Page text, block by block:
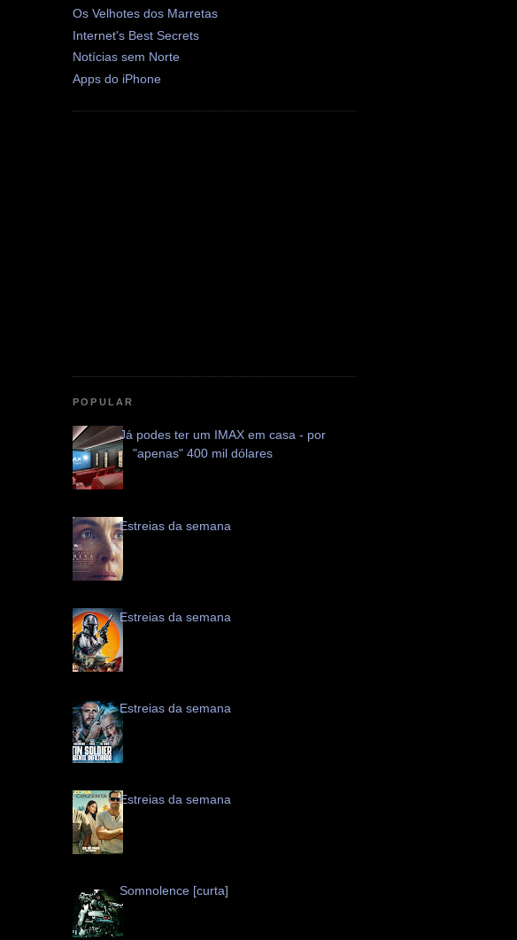
Os Velhotes dos Marretas
Internet's Best Secrets
Notícias sem Norte
Apps do iPhone
POPULAR
Já podes ter um IMAX em casa - por
"apenas" 400 mil dólares
Estreias da semana
Estreias da semana
Estreias da semana
Estreias da semana
Somnolence [curta]